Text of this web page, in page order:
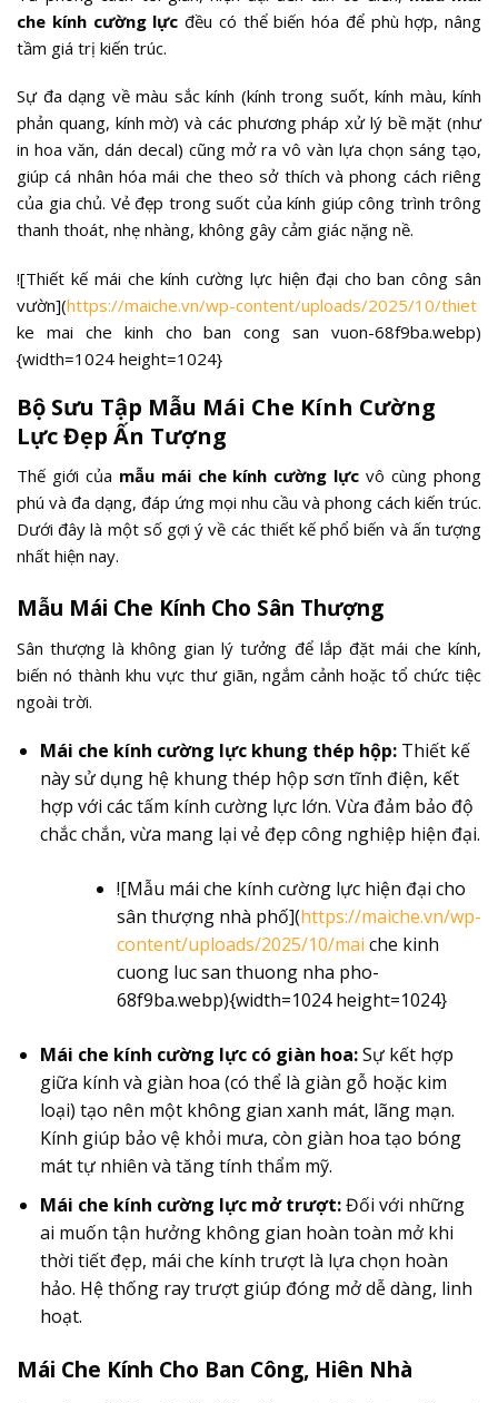
che kính cường lực đều có thể biến hóa để phù hợp, nâng
tầm giá trị kiến trúc.
Sự đa dạng về màu sắc kính (kính trong suốt, kính màu, kính
phản quang, kính mờ) và các phương pháp xử lý bề mặt (như
in hoa văn, dán decal) cũng mở ra vô vàn lựa chọn sáng tạo,
giúp cá nhân hóa mái che theo sở thích và phong cách riêng
của gia chủ. Vẻ đẹp trong suốt của kính giúp công trình trông
thanh thoát, nhẹ nhàng, không gây cảm giác nặng nề.
![Thiết kế mái che kính cường lực hiện đại cho ban công sân
vườn](https://maiche.vn/wp-content/uploads/2025/10/thiet
ke mai che kinh cho ban cong san vuon-68f9ba.webp)
{width=1024 height=1024}
Bộ Sưu Tập Mẫu Mái Che Kính Cường
Lực Đẹp Ấn Tượng
Thế giới của mẫu mái che kính cường lực vô cùng phong
phú và đa dạng, đáp ứng mọi nhu cầu và phong cách kiến trúc.
Dưới đây là một số gợi ý về các thiết kế phổ biến và ấn tượng
nhất hiện nay.
Mẫu Mái Che Kính Cho Sân Thượng
Sân thượng là không gian lý tưởng để lắp đặt mái che kính,
biến nó thành khu vực thư giãn, ngắm cảnh hoặc tổ chức tiệc
ngoài trời.
Mái che kính cường lực khung thép hộp:Thiết kế
này sử dụng hệ khung thép hộp sơn tĩnh điện, kết
hợp với các tấm kính cường lực lớn. Vừa đảm bảo độ
chắc chắn, vừa mang lại vẻ đẹp công nghiệp hiện đại.
![Mẫu mái che kính cường lực hiện đại cho
sân thượng nhà phố](https://maiche.vn/wp-
content/uploads/2025/10/mai che kinh
cuong luc san thuong nha pho-
68f9ba.webp){width=1024 height=1024}
Mái che kính cường lực có giàn hoa:Sự kết hợp
giữa kính và giàn hoa (có thể là giàn gỗ hoặc kim
loại) tạo nên một không gian xanh mát, lãng mạn.
Kính giúp bảo vệ khỏi mưa, còn giàn hoa tạo bóng
mát tự nhiên và tăng tính thẩm mỹ.
Mái che kính cường lực mở trượt:Đối với những
ai muốn tận hưởng không gian hoàn toàn mở khi
thời tiết đẹp, mái che kính trượt là lựa chọn hoàn
hảo. Hệ thống ray trượt giúp đóng mở dễ dàng, linh
hoạt.
Mái Che Kính Cho Ban Công, Hiên Nhà